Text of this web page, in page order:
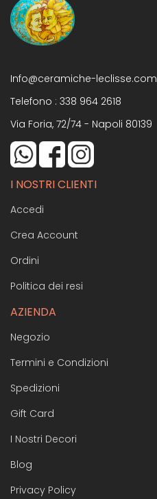
Info@ceramiche-leclisse.com
Telefono : 338 964 2618
Via Foria, 72/74 - Napoli 80139
I NOSTRI CLIENTI
Accedi
Crea Account
Ordini
Politica dei resi
AZIENDA
Negozio
Termini e Condizioni
Spedizioni
Gift Card
I Nostri Decori
Blog
Privacy Policy